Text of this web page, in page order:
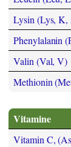
Lysin (Lys, K,
Phenylalanin
Valin (Val, V)
Methionin
Vitamine
Vitamin C,